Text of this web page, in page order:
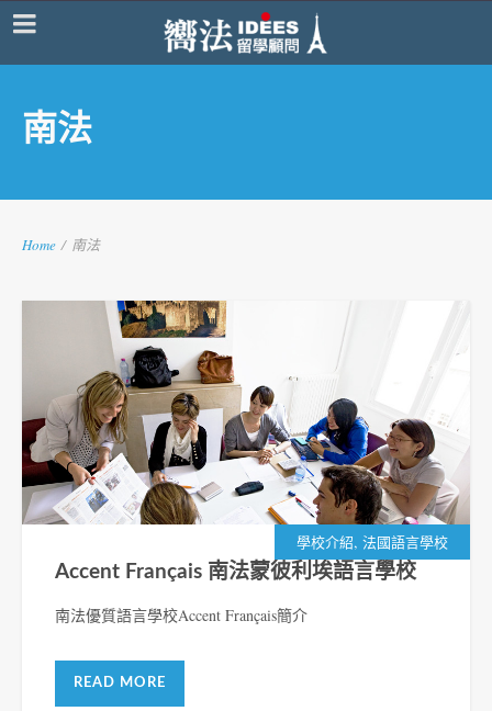
南法
Home / 南法
學校介紹, 法國語言學校
Accent Français 南法蒙彼利埃語言學校
南法優質語言學校Accent Français簡介
READ MORE